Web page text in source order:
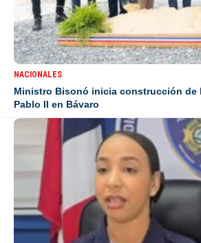
NACIONALES
Ministro Bisonó inicia construcción de
Pablo II en Bávaro